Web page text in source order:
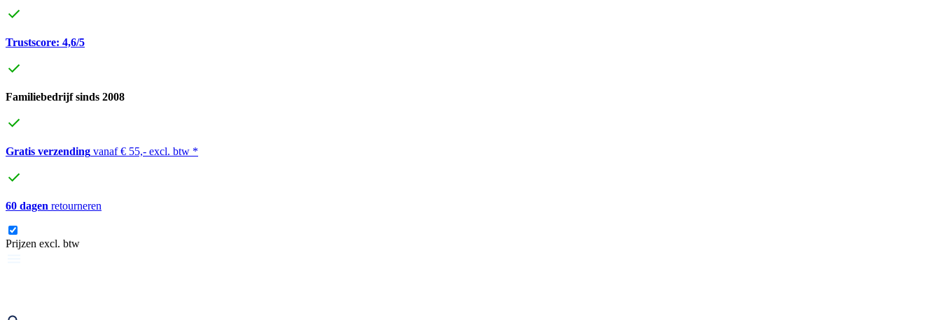
Trustscore: 4,6/5
Familiebedrijf sinds 2008
Gratis verzending vanaf € 55,- excl. btw *
60 dagen retourneren
Prijzen excl. btw